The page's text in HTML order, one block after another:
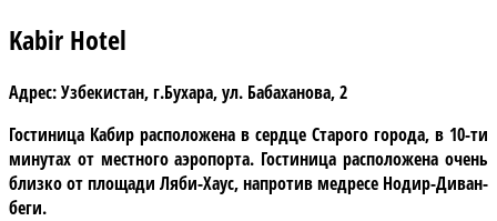
Kabir Hotel
Адрес:Узбекистан, г.Бухара, ул. Бабаханова, 2
Гостиница Кабир расположена в сердце Старого города, в 10-ти
минутах от местного аэропорта. Гостиница расположена очень
близко от площади Ляби-Хаус, напротив медресе Нодир-Диван-
беги.